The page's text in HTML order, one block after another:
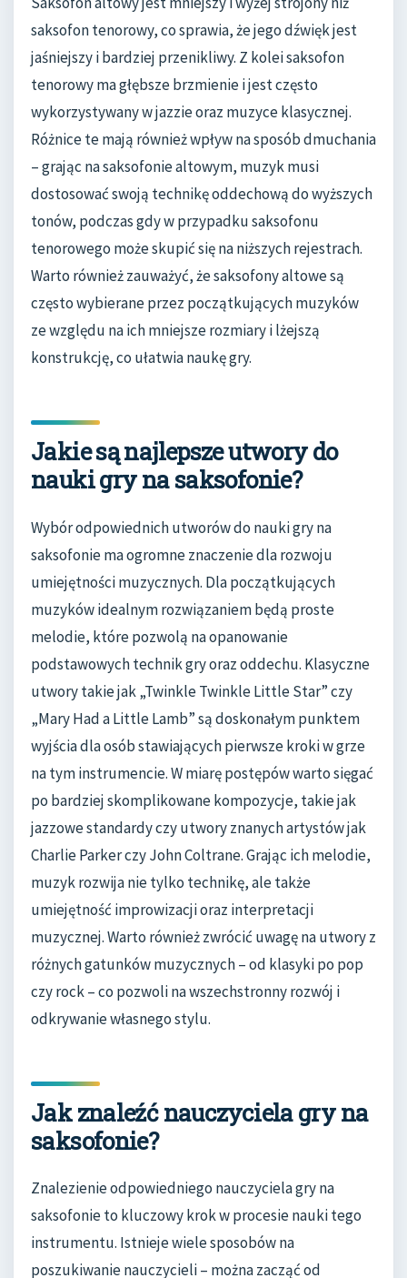
saksofon tenorowy, co sprawia, że jego dźwięk jest
jaśniejszy i bardziej przenikliwy. Z kolei saksofon
tenorowy ma głębsze brzmienie i jest często
wykorzystywany w jazzie oraz muzyce klasycznej.
Różnice te mają również wpływ na sposób dmuchania
– grając na saksofonie altowym, muzyk musi
dostosować swoją technikę oddechową do wyższych
tonów, podczas gdy w przypadku saksofonu
tenorowego może skupić się na niższych rejestrach.
Warto również zauważyć, że saksofony altowe są
często wybierane przez początkujących muzyków
ze względu na ich mniejsze rozmiary i lżejszą
konstrukcję, co ułatwia naukę gry.
Jakie są najlepsze utwory do
nauki gry na saksofonie?
Wybór odpowiednich utworów do nauki gry na
saksofonie ma ogromne znaczenie dla rozwoju
umiejętności muzycznych. Dla początkujących
muzyków idealnym rozwiązaniem będą proste
melodie, które pozwolą na opanowanie
podstawowych technik gry oraz oddechu. Klasyczne
utwory takie jak „Twinkle Twinkle Little Star” czy
„Mary Had a Little Lamb” są doskonałym punktem
wyjścia dla osób stawiających pierwsze kroki w grze
na tym instrumencie. W miarę postępów warto sięgać
po bardziej skomplikowane kompozycje, takie jak
jazzowe standardy czy utwory znanych artystów jak
Charlie Parker czy John Coltrane. Grając ich melodie,
muzyk rozwija nie tylko technikę, ale także
umiejętność improwizacji oraz interpretacji
muzycznej. Warto również zwrócić uwagę na utwory z
różnych gatunków muzycznych – od klasyki po pop
czy rock – co pozwoli na wszechstronny rozwój i
odkrywanie własnego stylu.
Jak znaleźć nauczyciela gry na
saksofonie?
Znalezienie odpowiedniego nauczyciela gry na
saksofonie to kluczowy krok w procesie nauki tego
instrumentu. Istnieje wiele sposobów na
poszukiwanie nauczycieli – można zacząć od